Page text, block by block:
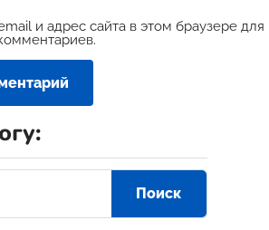
и адрес сайта в этом браузере для